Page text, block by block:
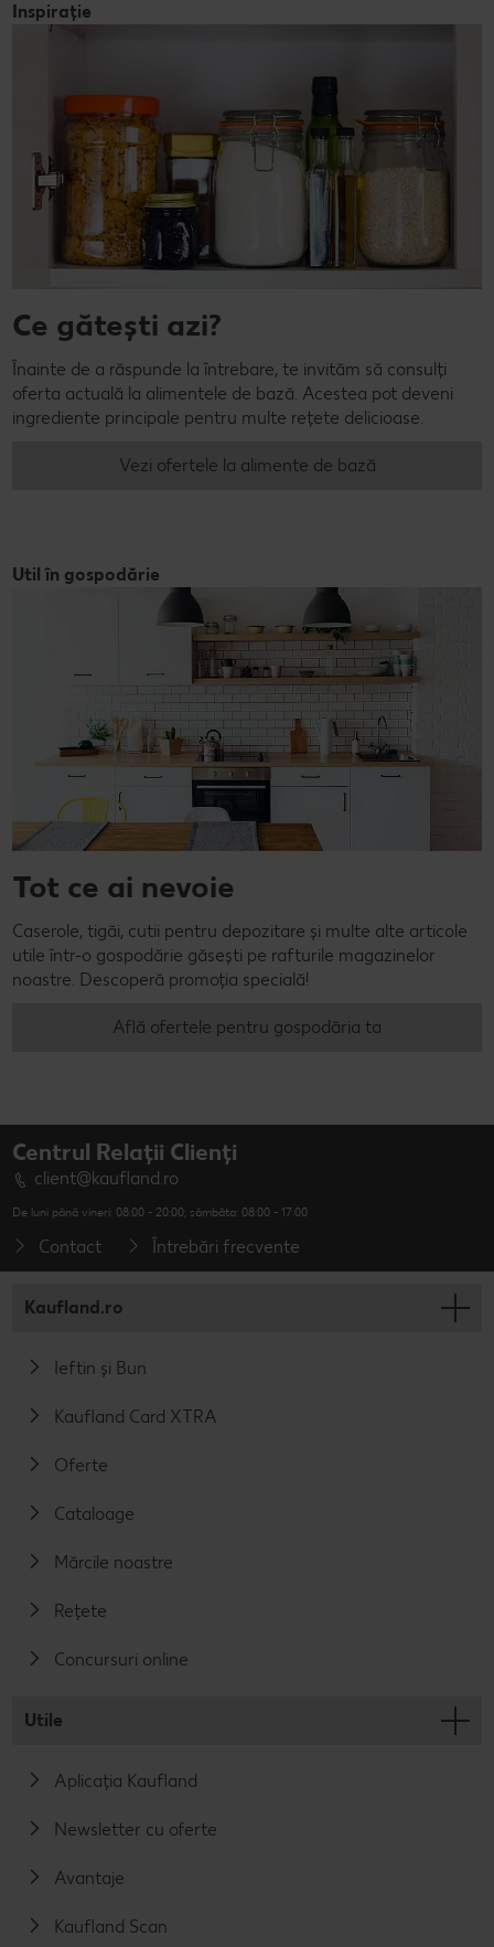
Inspirație
Ce gătești azi?
Înainte de a răspunde la întrebare, te invităm să consulți
oferta actuală la alimentele de bază. Acestea pot deveni
ingrediente principale pentru multe rețete delicioase.
Vezi ofertele la alimente de bază
Util în gospodărie
Tot ce ai nevoie
Caserole, tigăi, cutii pentru depozitare și multe alte articole
utile într-o gospodărie găsești pe rafturile magazinelor
noastre. Descoperă promoția specială!
Află ofertele pentru gospodăria ta
Centrul Relații Clienți
client@kaufland.ro
De luni până vineri: 08:00 - 20:00; sâmbăta: 08:00 - 17:00
Contact Întrebări frecvente
Kaufland.ro
Ieftin și Bun
Kaufland Card XTRA
Oferte
Cataloage
Mărcile noastre
Rețete
Concursuri online
Utile
Aplicația Kaufland
Newsletter cu oferte
Avantaje
Kaufland Scan